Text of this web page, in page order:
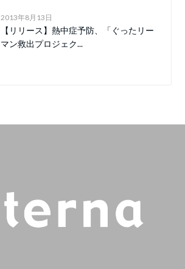
2013年8月13日
【リリース】熱中症予防、「ぐったリー
マン救出プロジェク...